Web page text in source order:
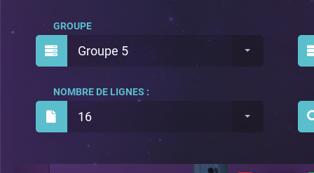
Groupe 5
GROUPE
16
NOMBRE DE LIGNES :